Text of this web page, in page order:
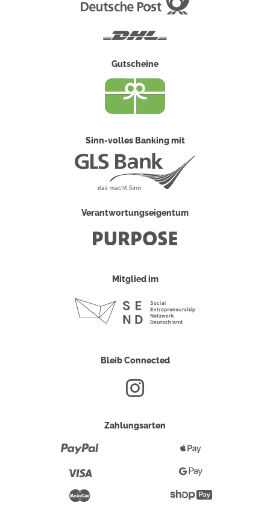
Gutscheine
Sinn-volles Banking mit
Verantwortungseigentum
Mitglied im
Bleib Connected
Zahlungsarten
Pay
Google
Pay